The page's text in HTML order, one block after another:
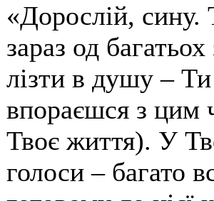
«Дорослій,
зараз од
лізти в душу –
впораєшся з цим
Твоє життя). У
голоси – багато